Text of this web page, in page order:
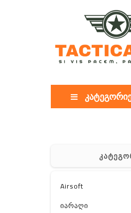
Airsoft
იარაღი